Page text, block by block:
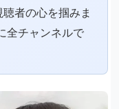
者の心を掴みま
全チャンネルで